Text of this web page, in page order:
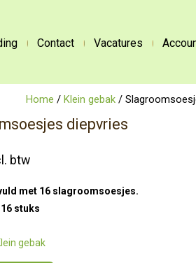
Contact Vacatures
Home / Klein gebak /
diepvries
btw
met 16 slagroomsoesjes.
stuks
gebak